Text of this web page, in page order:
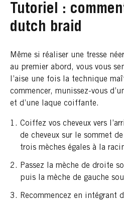
Tutoriel :
dutch braid
Même si réaliser une tresse
au premier abord, vous vous
l’aise une fois la technique
commencer, munissez-vous
et d’une laque coiffante.
Coiffez vos cheveux vers
de cheveux sur le sommet
trois mèches égales à la
Passez la mèche de droite
puis la mèche de gauche
Recommencez en intégrant